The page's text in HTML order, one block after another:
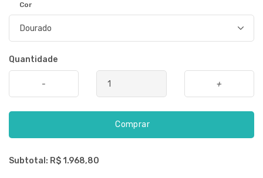
Cor
Quantidade
- +
Comprar
Subtotal: R$ 1.968,80